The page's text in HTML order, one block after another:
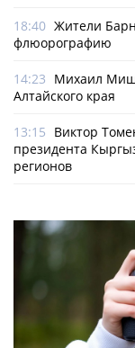
18:40 Жители
флюорографию
14:23 Михаил
Алтайского края
13:15 Виктор
президента
регионов